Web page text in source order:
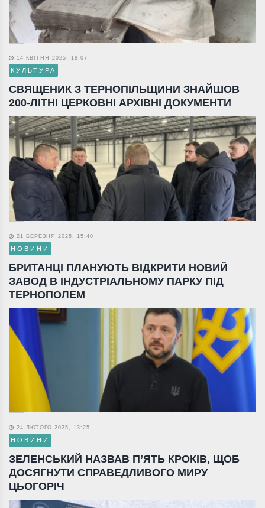
14 КВІТНЯ 2025, 18:07
КУЛЬТУРА
СВЯЩЕНИК З ТЕРНОПІЛЬЩИНИ ЗНАЙШОВ
200-ЛІТНІ ЦЕРКОВНІ АРХІВНІ ДОКУМЕНТИ
21 БЕРЕЗНЯ 2025, 15:40
НОВИНИ
БРИТАНЦІ ПЛАНУЮТЬ ВІДКРИТИ НОВИЙ
ЗАВОД В ІНДУСТРІАЛЬНОМУ ПАРКУ ПІД
ТЕРНОПОЛЕМ
24 ЛЮТОГО 2025, 13:25
НОВИНИ
ЗЕЛЕНСЬКИЙ НАЗВАВ П’ЯТЬ КРОКІВ, ЩОБ
ДОСЯГНУТИ СПРАВЕДЛИВОГО МИРУ
ЦЬОГОРІЧ